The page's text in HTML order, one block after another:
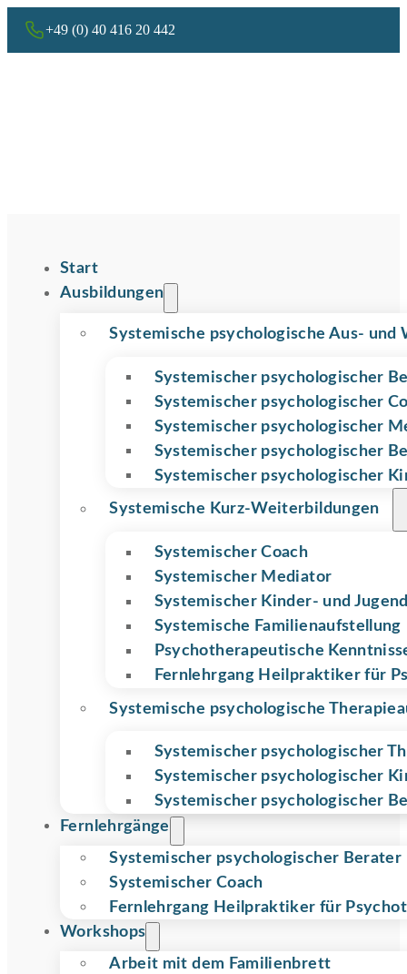
+49 (0) 40 416 20 442
Start
Ausbildungen
Systemische psychologische Aus- und
Systemischer psychologischer
Systemischer psychologischer
Systemischer psychologischer
Systemischer psychologischer
Systemischer psychologischer
Systemische Kurz-Weiterbildungen
Systemischer Coach
Systemischer Mediator
Systemischer Kinder- und
Systemische Familienaufstellung
Psychotherapeutische
Fernlehrgang Heilpraktiker für
Systemische psychologische
Systemischer psychologischer
Systemischer psycholo­gischer
Systemischer psychologischer
Fernlehrgänge
Systemischer psychologischer Berater
Systemischer Coach
Fernlehrgang Heilpraktiker für
Workshops
Arbeit mit dem Familienbrett